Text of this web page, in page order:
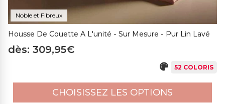
Noble et Fibreux
Housse De Couette A L'unité - Sur Mesure - Pur Lin Lavé
dès: 309,95€
52 COLORIS
CHOISISSEZ LES OPTIONS